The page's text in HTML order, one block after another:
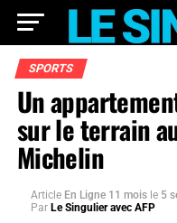
SPORTS
Un
sur le terrain
Michelin
Article En Ligne 11 mois le 5
Par Le Singulier avec AFP